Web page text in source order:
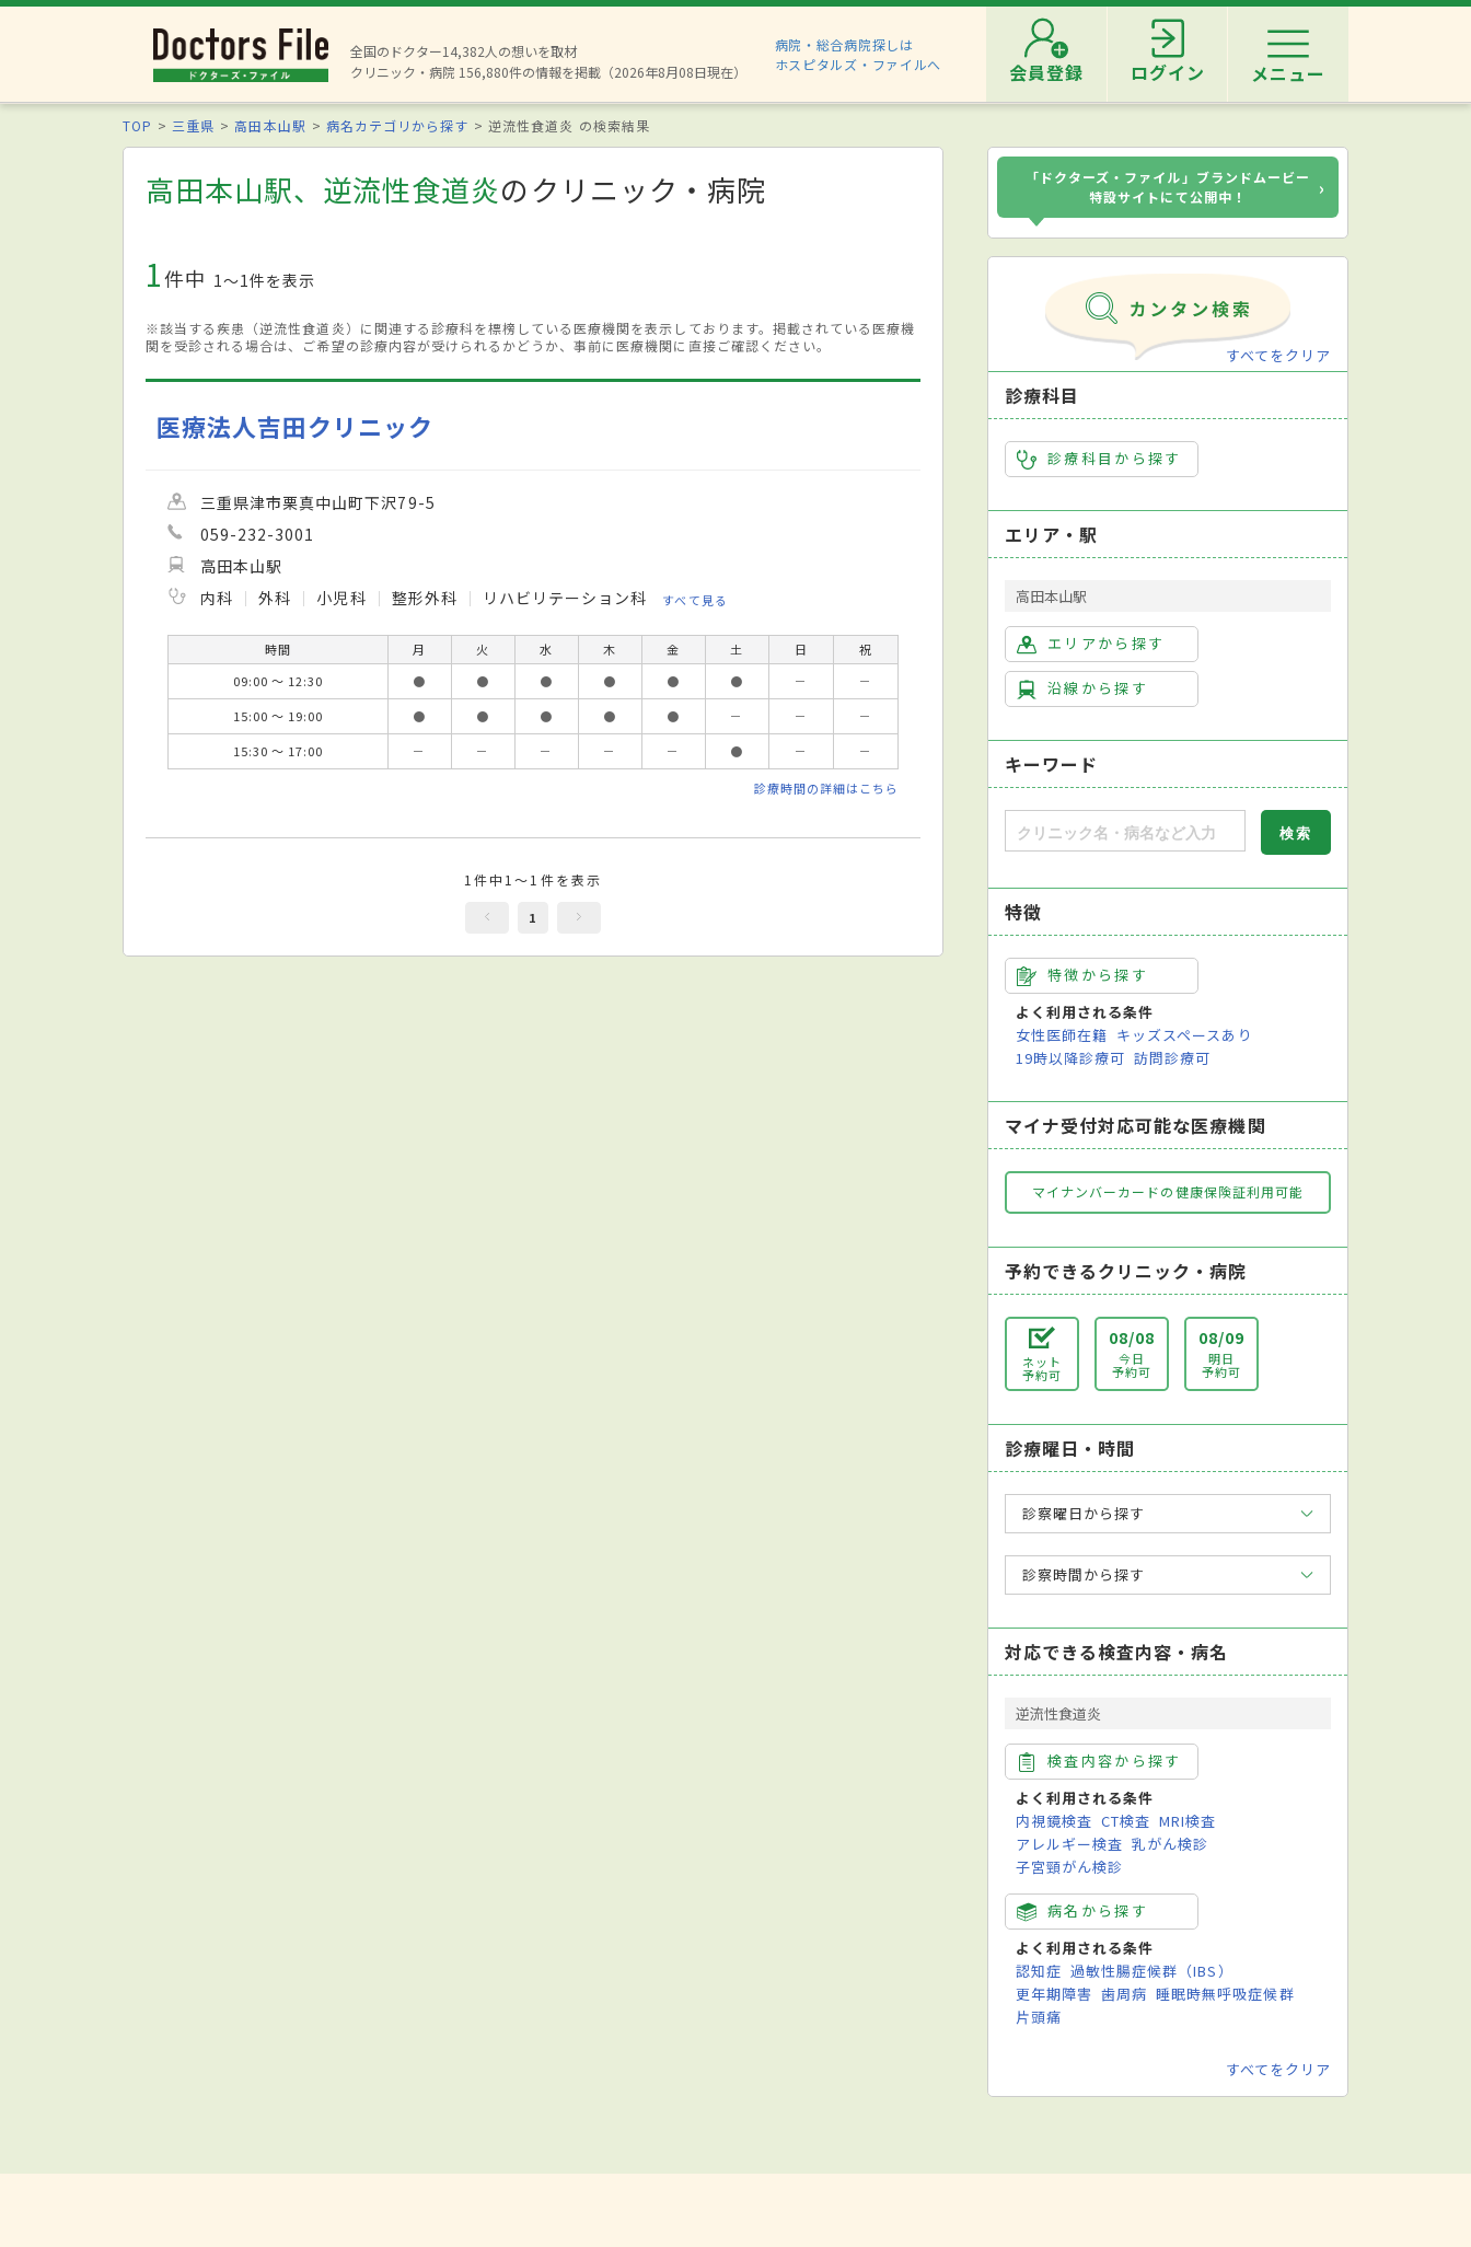
全国のドクター14,382人の想いを取材
クリニック・病院 156,880件の情報を掲載（2026年8月08日現在）
病院・総合病院探しは
ホスピタルズ・ファイルへ
会員登録 ログイン メニュー
TOP 三重県 高田本山駅 病名カテゴリから探す 逆流性食道炎 の検索結果
高田本山駅、逆流性食道炎のクリニック・病院
1件中 1〜1件を表示
※該当する疾患（逆流性食道炎）に関連する診療科を標榜している医療機関を表示しております。掲載されている医療機
関を受診される場合は、ご希望の診療内容が受けられるかどうか、事前に医療機関に直接ご確認ください。
医療法人吉田クリニック
三重県津市栗真中山町下沢79-5
059-232-3001
高田本山駅
内科
外科 小児科 整形外科 リハビリテーション科 すべて見る
時間 月 火 水 木 金 土 日
祝
09:00 ～ 12:30
● ● ● ● ● ● －
－
15:00 ～ 19:00
● ● ● ● ● － －
－
15:30 ～ 17:00
－ － － － － ● － －
診療時間の詳細はこちら
1件中1～1件を表示
1
「ドクターズ・ファイル」ブランドムービー
特設サイトにて公開中！
›
すべてをクリア
診療科目
診療科目から探す
エリア・駅
高田本山駅
エリアから探す
沿線から探す
キーワード
特徴
特徴から探す
よく利用される条件
女性医師在籍 キッズスペースあり
19時以降診療可 訪問診療可
マイナ受付対応可能な医療機関
マイナンバーカードの健康保険証利用可能
予約できるクリニック・病院
ネット
予約可
08/08
今日
予約可
08/09
明日
予約可
診療曜日・時間
診察曜日から探す
診察時間から探す
対応できる検査内容・病名
逆流性食道炎
検査内容から探す
よく利用される条件
内視鏡検査 CT検査 MRI検査
アレルギー検査 乳がん検診
子宮頸がん検診
病名から探す
よく利用される条件
認知症 過敏性腸症候群（IBS）
更年期障害 歯周病 睡眠時無呼吸症候群
片頭痛
すべてをクリア